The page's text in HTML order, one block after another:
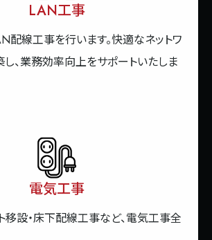
LAN工事
配線工事を行います。快適なネットワ
、業務効率向上をサポートいたしま
電気工事
移設・床下配線工事など、電気工事全